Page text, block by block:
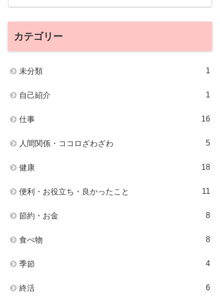
カテゴリー
未分類 1
自己紹介 1
仕事 16
人間関係・ココロざわざわ 5
健康 18
便利・お役立ち・良かったこと 11
節約・お金 8
食べ物 8
季節 4
終活 6